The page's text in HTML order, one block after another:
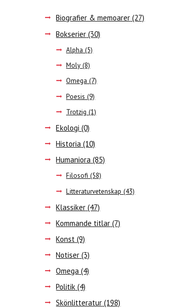
Biografier & memoarer (27)
Bokserier (30)
Alpha (5)
Moly (8)
Omega (7)
Poesis (9)
Trotzig (1)
Ekologi (0)
Historia (10)
Humaniora (85)
Filosofi (58)
Litteraturvetenskap (43)
Klassiker (47)
Kommande titlar (7)
Konst (9)
Notiser (3)
Omega (4)
Politik (4)
Skönlitteratur (198)